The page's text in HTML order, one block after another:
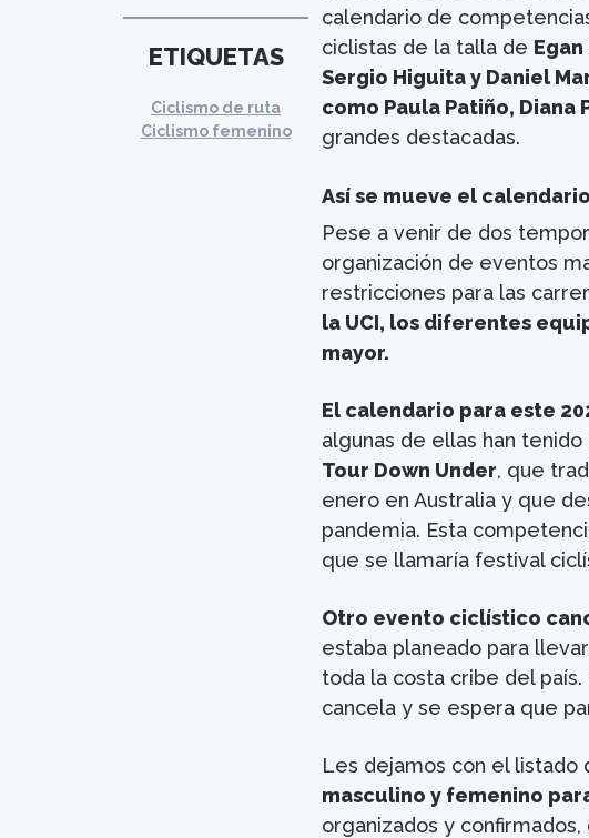
ETIQUETAS
Ciclismo de ruta
Ciclismo femenino
calendario de
ciclistas de la talla de
Sergio Higuita y Daniel
como Paula Patiño, Diana
grandes destacadas.
Así se mueve el
Pese a venir de dos
organización de eventos
restricciones para las
la UCI, los diferentes
mayor.
El calendario para este
algunas de ellas han
Tour Down Under, que
enero en Australia y que
pandemia. Esta
que se llamaría festival
Otro evento ciclístico
estaba planeado para
toda la costa cribe del
cancela y se espera que
Les dejamos con el
masculino y femenino
organizados y